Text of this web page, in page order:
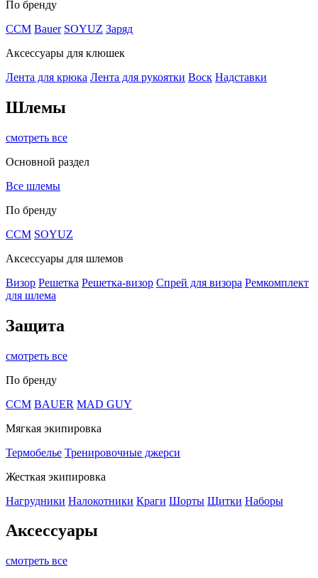
По бренду
CCM Bauer SOYUZ Заряд
Аксессуары для клюшек
Лента для крюка Лента для рукоятки Воск Надставки
Шлемы
смотреть все
Основной раздел
Все шлемы
По бренду
CCM SOYUZ
Аксессуары для шлемов
Визор Решетка Решетка-визор Спрей для визора Ремкомплект
для шлема
Защита
смотреть все
По бренду
CCM BAUER MAD GUY
Мягкая экипировка
Термобелье Тренировочные джерси
Жесткая экипировка
Нагрудники Налокотники Краги Шорты Щитки Наборы
Аксессуары
смотреть все